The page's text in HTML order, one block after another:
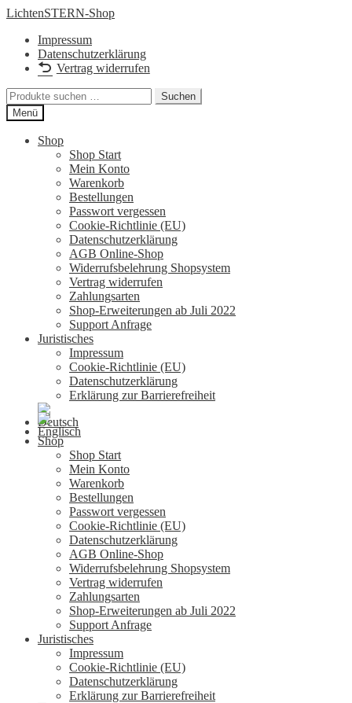
Zur
springen
Zum
springen
LichtenSTERN-Shop
Impressum
Datenschutzerklärung
Vertrag widerrufen
Suchen
nach:
Suchen
Menü
Shop
Shop Start
Mein Konto
Warenkorb
Bestellungen
Passwort vergessen
Cookie-Richtlinie (EU)
Datenschutzerklärung
AGB Online-Shop
Widerrufsbelehrung Shopsystem
Vertrag widerrufen
Zahlungsarten
Shop-Erweiterungen ab Juli 2022
Support Anfrage
Juristisches
Impressum
Cookie-Richtlinie (EU)
Datenschutzerklärung
Erklärung zur Barrierefreiheit
Shop
Shop Start
Mein Konto
Warenkorb
Bestellungen
Passwort vergessen
Cookie-Richtlinie (EU)
Datenschutzerklärung
AGB Online-Shop
Widerrufsbelehrung Shopsystem
Vertrag widerrufen
Zahlungsarten
Shop-Erweiterungen ab Juli 2022
Support Anfrage
Juristisches
Impressum
Cookie-Richtlinie (EU)
Datenschutzerklärung
Erklärung zur Barrierefreiheit